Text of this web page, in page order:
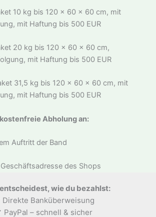
10 kg bis 120 x 60 x 60 cm, mit
mit Haftung bis 500 EUR
20 kg bis 120 x 60 x 60 cm,
mit Haftung bis 500 EUR
31,5 kg bis 120 x 60 x 60 cm, mit
mit Haftung bis 500 EUR
Abholung an:
Auftritt der Band
des Shops
wie du bezahlst:
Banküberweisung
PayPal – schnell & sicher